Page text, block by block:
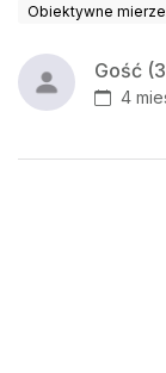
Obiektywne
Gość
4